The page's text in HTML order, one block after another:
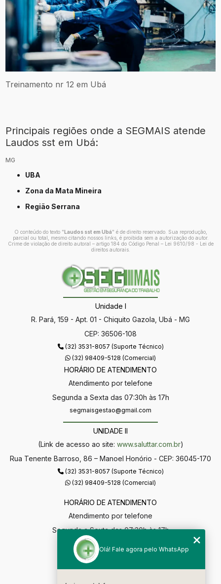
Treinamento nr 12 em Ubá
Principais regiões onde a SEGMAIS atende
Laudos sst​ em Ubá:
MG
UBA
Zona da Mata Mineira
Região Serrana
O conteúdo do texto " Laudos sst​ em Ubá" é de direito reservado. Sua reprodução,
parcial ou total, mesmo citando nossos links, é proibida sem a autorização do autor.
Crime de violação de direito autoral – artigo 184 do Código Penal –
Lei 9610/98 - Lei de
direitos autorais.
Unidade I
R. Pará, 159 - Apt. 01 - Chiquito Gazola, Ubá - MG
CEP: 36506-108
(32) 3531-8057 (Suporte Técnico)
(32) 98409-5128 (Comercial)
HORÁRIO DE ATENDIMENTO
Atendimento por telefone
Segunda a Sexta das 07:30h às 17h
segmaisgestao@gmail.com
UNIDADE II
(Link de acesso ao site: www.saluttar.com.br)
Rua Tenente Barroso, 86 – Manoel Honório - CEP: 36045-170
(32) 3531-8057 (Suporte Técnico)
(32) 98409-5128 (Comercial)
HORÁRIO DE ATENDIMENTO
Atendimento por telefone
Segunda a Sexta das 07:30h às 17h
segmaisgestao@gmail.com
Olá! Fale agora pelo WhatsApp